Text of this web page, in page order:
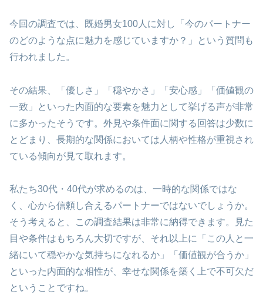
今回の調査では、既婚男女100人に対し「今のパートナー
のどのような点に魅力を感じていますか？」という質問も
行われました。
その結果、「優しさ」「穏やかさ」「安心感」「価値観の
一致」といった内面的な要素を魅力として挙げる声が非常
に多かったそうです。外見や条件面に関する回答は少数に
とどまり、長期的な関係においては人柄や性格が重視され
ている傾向が見て取れます。
私たち30代・40代が求めるのは、一時的な関係ではな
く、心から信頼し合えるパートナーではないでしょうか。
そう考えると、この調査結果は非常に納得できます。見た
目や条件はもちろん大切ですが、それ以上に「この人と一
緒にいて穏やかな気持ちになれるか」「価値観が合うか」
といった内面的な相性が、幸せな関係を築く上で不可欠だ
ということですね。